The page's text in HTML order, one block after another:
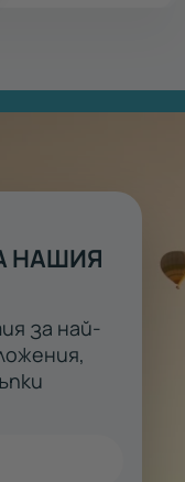
НАШИЯ
за най-